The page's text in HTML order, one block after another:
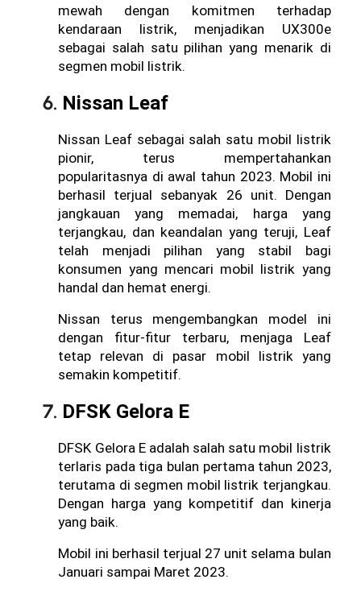
mewah dengan komitmen terhadap
kendaraan listrik, menjadikan UX300e
sebagai salah satu pilihan yang menarik di
segmen mobil listrik.
Nissan Leaf
Nissan Leaf sebagai salah satu mobil listrik
pionir, terus mempertahankan
popularitasnya di awal tahun 2023. Mobil ini
berhasil terjual sebanyak 26 unit. Dengan
jangkauan yang memadai, harga yang
terjangkau, dan keandalan yang teruji, Leaf
telah menjadi pilihan yang stabil bagi
konsumen yang mencari mobil listrik yang
handal dan hemat energi.
Nissan terus mengembangkan model ini
dengan fitur-fitur terbaru, menjaga Leaf
tetap relevan di pasar mobil listrik yang
semakin kompetitif.
DFSK Gelora E
DFSK Gelora E adalah salah satu mobil listrik
terlaris pada tiga bulan pertama tahun 2023,
terutama di segmen mobil listrik terjangkau.
Dengan harga yang kompetitif dan kinerja
yang baik.
Mobil ini berhasil terjual 27 unit selama bulan
Januari sampai Maret 2023.